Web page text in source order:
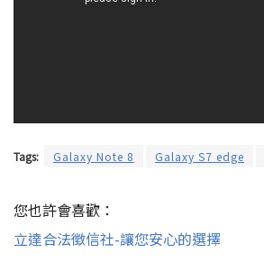
Tags: Galaxy Note 8 Galaxy S7 edge
您也許會喜歡：
立達合法徵信社-讓您安心的選擇